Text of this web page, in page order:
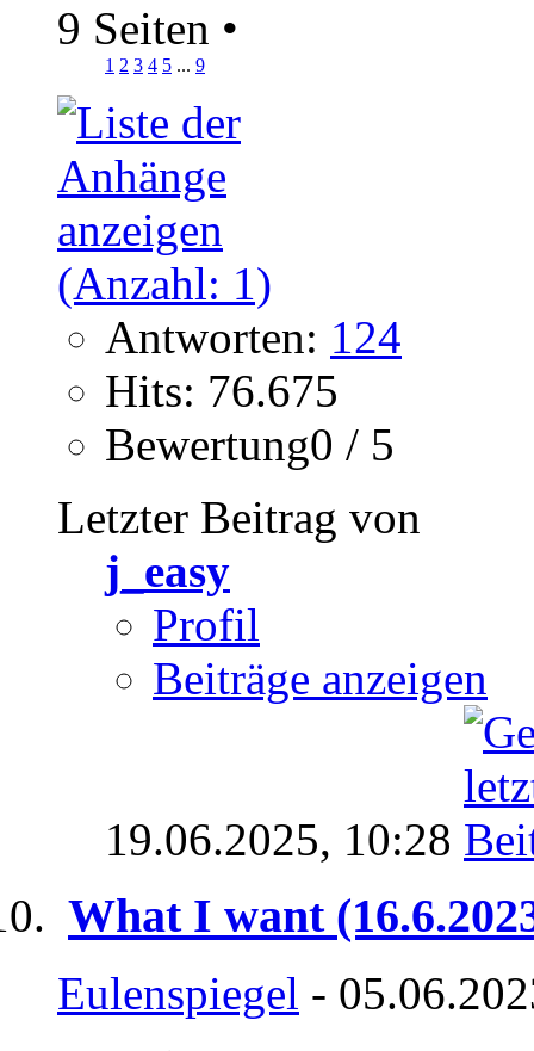
9 Seiten •
1 2 3 4 5 ... 9
Antworten: 124
Hits: 76.675
Bewertung0 / 5
Letzter Beitrag von
j_easy
Profil
Beiträge anzeigen
19.06.2025, 10:28
What I want
Eulenspiegel -